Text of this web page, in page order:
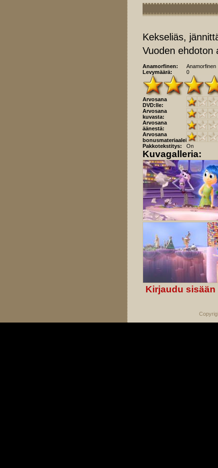
Kekseliäs,
Vuoden ehdoton
Anamorfinen:
Anamorfinen
Levymäärä:
0
Arvosana
DVD:lle:
Arvosana
kuvasta:
Arvosana
äänestä:
Arvosana
bonusmateriaaleista:
Pakkotekstitys:
On
Kuvagalleria:
Kirjaudu sisään